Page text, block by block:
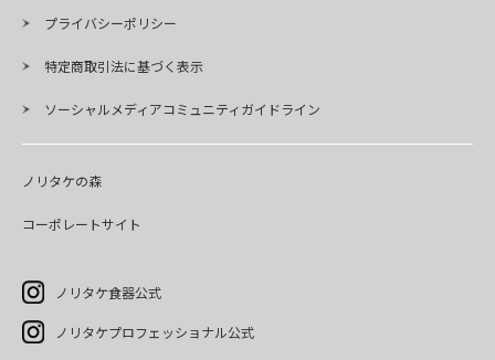
プライバシーポリシー
特定商取引法に基づく表示
ソーシャルメディアコミュニティガイドライン
ノリタケの森
コーポレートサイト
ノリタケ食器公式
ノリタケプロフェッショナル公式